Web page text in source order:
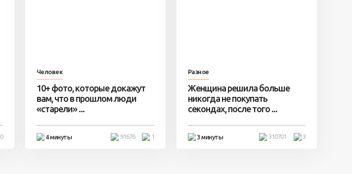
0
Человек
10+ фото, которые докажут
вам, что в прошлом люди
«старели» ...
4 минуты 1
91676
Разное
Женщина решила больше
никогда не покупать
секондах, после того ...
3 минуты 3
310701